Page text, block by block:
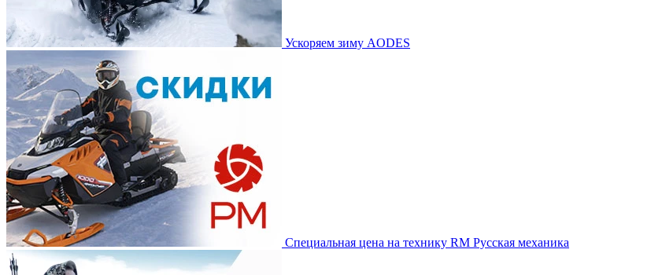
Ускоряем зиму AODES
Специальная цена на технику RM Русская механика